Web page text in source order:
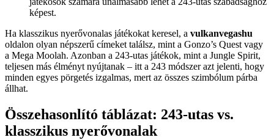
képest.
Ha klasszikus nyerővonalas játékokat keresel, a vulkanvegashu
oldalon olyan népszerű címeket találsz, mint a Gonzo’s Quest vagy
a Mega Moolah. Azonban a 243-utas játékok, mint a Jungle Spirit,
teljesen más élményt nyújtanak – itt a 243 módszer azt jelenti, hogy
minden egyes pörgetés izgalmas, mert az összes szimbólum párba
állhat.
Összehasonlító táblázat: 243-utas vs.
klasszikus nyerővonalak